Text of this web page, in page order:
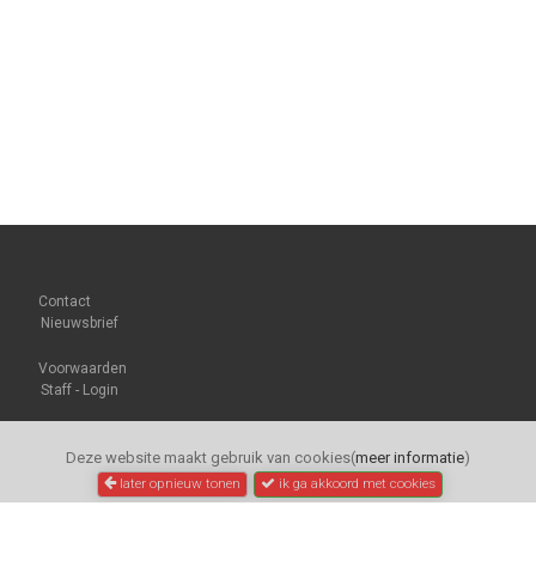
Deze website maakt gebruik van cookies(meer informatie)
later opnieuw tonen ik ga akkoord met cookies
Contact
Nieuwsbrief
Voorwaarden
Staff - Login